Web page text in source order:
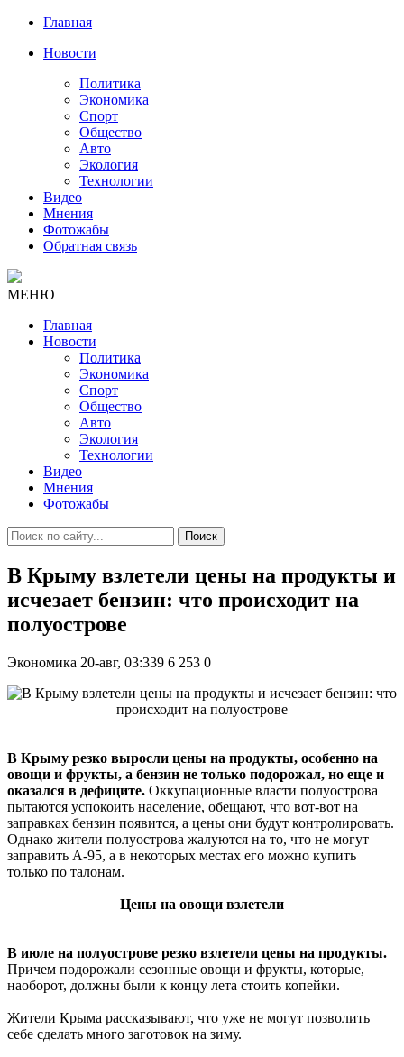
Главная
Новости
Политика
Экономика
Спорт
Общество
Авто
Экология
Технологии
Видео
Мнения
Фотожабы
Обратная связь
МЕНЮ
Главная
Новости
Политика
Экономика
Спорт
Общество
Авто
Экология
Технологии
Видео
Мнения
Фотожабы
Поиск
В Крыму взлетели цены на продукты и
исчезает бензин: что происходит на
полуострове
Экономика 20-авг, 03:339 6 253 0
В Крыму резко выросли цены на продукты, особенно на
овощи и фрукты, а бензин не только подорожал, но еще и
оказался в дефиците. Оккупационные власти полуострова
пытаются успокоить население, обещают, что вот-вот на
заправках бензин появится, а цены они будут контролировать.
Однако жители полуострова жалуются на то, что не могут
заправить А-95, а в некоторых местах его можно купить
только по талонам.
Цены на овощи взлетели
В июле на полуострове резко взлетели цены на продукты.
Причем подорожали сезонные овощи и фрукты, которые,
наоборот, должны были к концу лета стоить копейки.
Жители Крыма рассказывают, что уже не могут позволить
себе сделать много заготовок на зиму.